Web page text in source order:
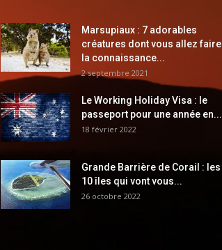
Marsupiaux : 7 adorables
créatures dont vous allez faire
la connaissance...
2 septembre 2021
Le Working Holiday Visa : le
passeport pour une année en...
18 février 2022
Grande Barrière de Corail : les
10 îles qui vont vous...
26 octobre 2022